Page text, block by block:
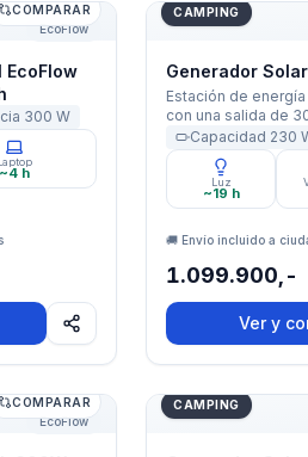
TRAIL 300 DC 300W
EcoFlow
COMPARAR
EcoFlow
300 W
~4 h
Generador Solar
CAMPING
Generador
Estación de
con una salida de
recarga al 80% en
para tus
dispositivos
Capacidad 230
Luz
~19 h
🚚 Envío incluido a
1.099.900,-
Ver y
300W
EcoFlow
COMPARAR Generador Solar
CAMPING